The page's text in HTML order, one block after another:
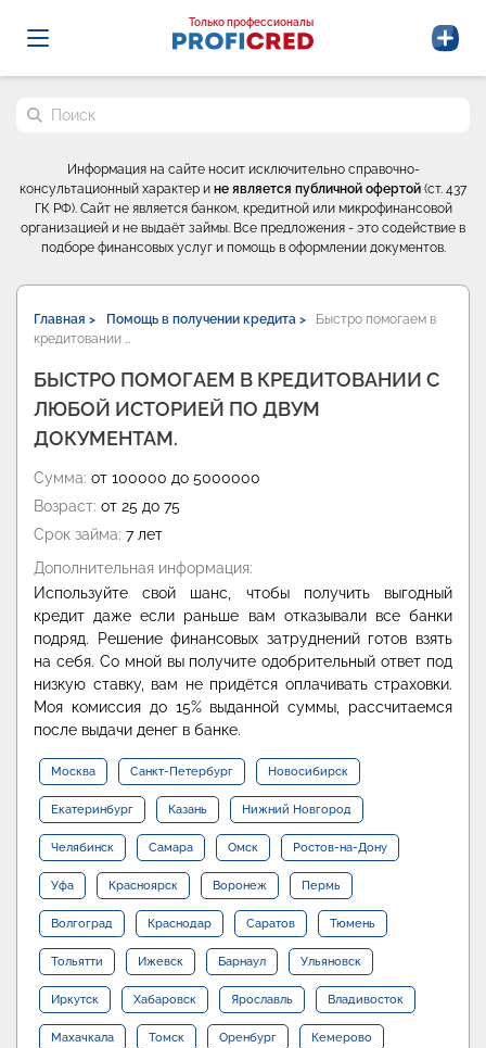
Probrokery - Только профессионалы
Только профессионалы
Поиск по сайту
Информация на сайте носит исключительно справочно-
консультационный характер и не является публичной офертой (ст. 437
ГК РФ). Сайт не является банком, кредитной или микрофинансовой
организацией и не выдаёт займы. Все предложения - это содействие в
подборе финансовых услуг и помощь в оформлении документов.
Главная > Помощь в получении кредита >
Быстро помогаем в
кредитовании …
БЫСТРО ПОМОГАЕМ В КРЕДИТОВАНИИ С
ЛЮБОЙ ИСТОРИЕЙ ПО ДВУМ
ДОКУМЕНТАМ.
Сумма: от 100000 до 5000000
Возраст: от 25 до 75
Срок займа: 7 лет
Дополнительная информация:
Используйте свой шанс, чтобы получить выгодный
кредит даже если раньше вам отказывали все банки
подряд. Решение финансовых затруднений готов взять
на себя. Со мной вы получите одобрительный ответ под
низкую ставку, вам не придётся оплачивать страховки.
Моя комиссия до 15% выданной суммы, рассчитаемся
после выдачи денег в банке.
Москва Санкт-Петербург Новосибирск
Екатеринбург Казань Нижний Новгород
Челябинск Самара Омск Ростов-на-Дону
Уфа Красноярск Воронеж Пермь
Волгоград Краснодар Саратов Тюмень
Тольятти Ижевск Барнаул Ульяновск
Иркутск Хабаровск Ярославль Владивосток
Махачкала Томск Оренбург Кемерово